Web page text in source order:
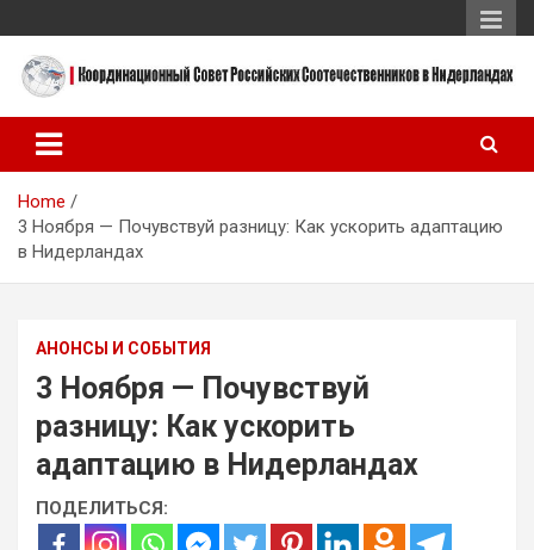
to
content
Координационный Совет
Российских
Соотечественников в
Нидерландах
Нидерландах
Home
3 Ноября — Почувствуй разницу: Как ускорить адаптацию
в Нидерландах
АНОНСЫ И СОБЫТИЯ
3 Ноября — Почувствуй
разницу: Как ускорить
адаптацию в Нидерландах
ПОДЕЛИТЬСЯ: